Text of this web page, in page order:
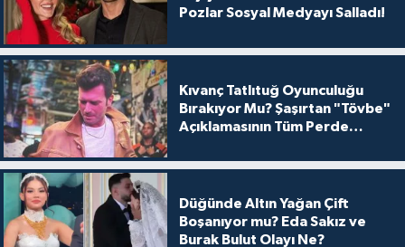
Pozlar Sosyal Medyayı Salladı!
Kıvanç Tatlıtuğ Oyunculuğu
Bırakıyor Mu? Şaşırtan "Tövbe"
Açıklamasının Tüm Perde
Düğünde Altın Yağan Çift
Boşanıyor mu? Eda Sakız ve
Burak Bulut Olayı Ne?